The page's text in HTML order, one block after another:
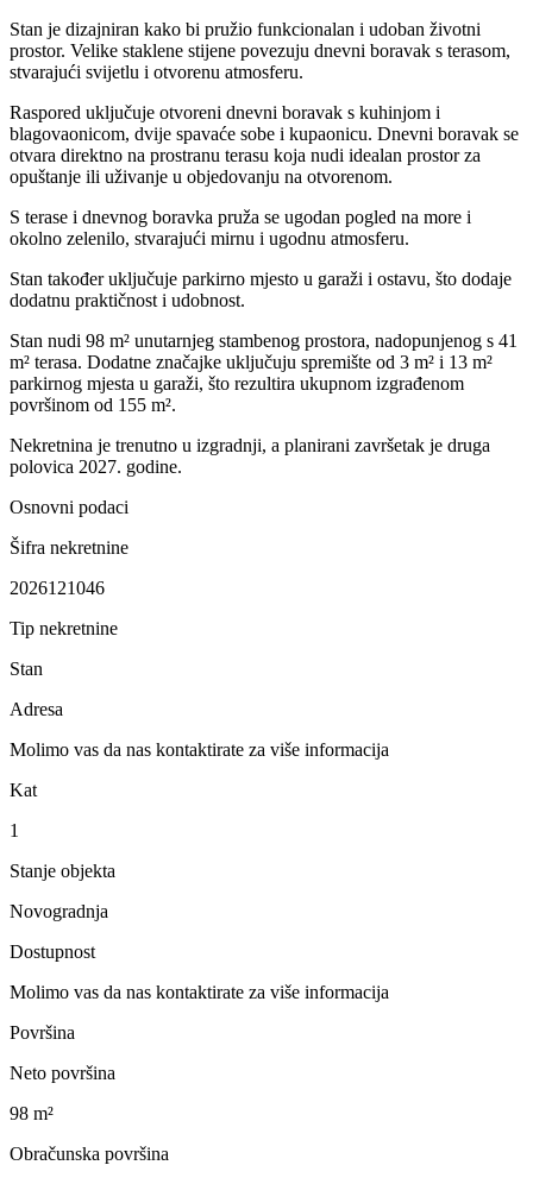
Stan je dizajniran kako bi pružio funkcionalan i udoban životni
prostor. Velike staklene stijene povezuju dnevni boravak s terasom,
stvarajući svijetlu i otvorenu atmosferu.
Raspored uključuje otvoreni dnevni boravak s kuhinjom i
blagovaonicom, dvije spavaće sobe i kupaonicu. Dnevni boravak se
otvara direktno na prostranu terasu koja nudi idealan prostor za
opuštanje ili uživanje u objedovanju na otvorenom.
S terase i dnevnog boravka pruža se ugodan pogled na more i
okolno zelenilo, stvarajući mirnu i ugodnu atmosferu.
Stan također uključuje parkirno mjesto u garaži i ostavu, što dodaje
dodatnu praktičnost i udobnost.
Stan nudi 98 m² unutarnjeg stambenog prostora, nadopunjenog s 41
m² terasa. Dodatne značajke uključuju spremište od 3 m² i 13 m²
parkirnog mjesta u garaži, što rezultira ukupnom izgrađenom
površinom od 155 m².
Nekretnina je trenutno u izgradnji, a planirani završetak je druga
polovica 2027. godine.
Osnovni podaci
Šifra nekretnine
2026121046
Tip nekretnine
Stan
Adresa
Molimo vas da nas kontaktirate za više informacija
Kat
1
Stanje objekta
Novogradnja
Dostupnost
Molimo vas da nas kontaktirate za više informacija
Površina
Neto površina
98 m²
Obračunska površina